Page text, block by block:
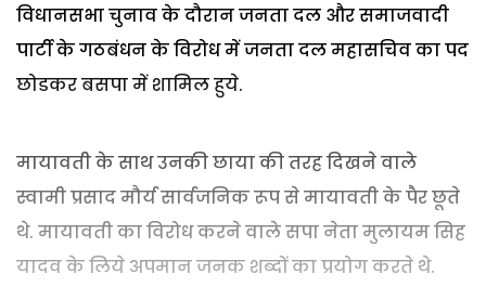
विधानसभा चुनाव के दौरान जनता दल और समाजवादी
पार्टी के गठबंधन के विरोध में जनता दल महासचिव का पद
छोडकर बसपा में शामिल हुये.
मायावती के साथ उनकी छाया की तरह दिखने वाले
स्वामी प्रसाद मौर्य सार्वजनिक रूप से मायावती के पैर छूते
थे. मायावती का विरोध करने वाले सपा नेता मुलायम सिह
यादव के लिये अपमान जनक शब्दों का प्रयोग करते थे.